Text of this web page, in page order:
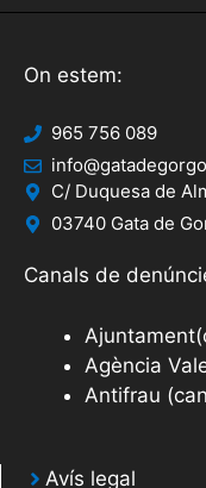
On estem:
965 756 089
C/ Duquesa de
03740 Gata de
Canals de
Agència
Antifrau
Avís legal